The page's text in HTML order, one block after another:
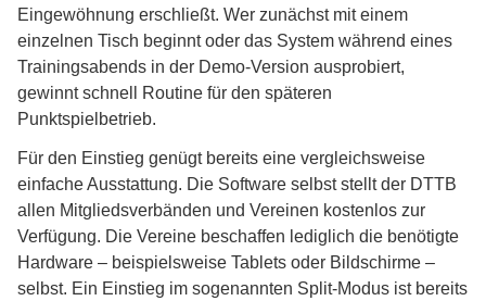
Eingewöhnung erschließt. Wer zunächst mit einem
einzelnen Tisch beginnt oder das System während eines
Trainingsabends in der Demo-Version ausprobiert,
gewinnt schnell Routine für den späteren
Punktspielbetrieb.
Für den Einstieg genügt bereits eine vergleichsweise
einfache Ausstattung. Die Software selbst stellt der DTTB
allen Mitgliedsverbänden und Vereinen kostenlos zur
Verfügung. Die Vereine beschaffen lediglich die benötigte
Hardware – beispielsweise Tablets oder Bildschirme –
selbst. Ein Einstieg im sogenannten Split-Modus ist bereits